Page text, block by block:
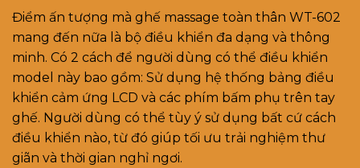
Điểm ấn tượng mà ghế massage toàn thân WT-602
mang đến nữa là bộ điều khiển đa dạng và thông
minh. Có 2 cách để người dùng có thể điều khiển
model này bao gồm: Sử dụng hệ thống bảng điều
khiển cảm ứng LCD và các phím bấm phụ trên tay
ghế. Người dùng có thể tùy ý sử dụng bất cứ cách
điều khiển nào, từ đó giúp tối ưu trải nghiệm thư
giãn và thời gian nghỉ ngơi.